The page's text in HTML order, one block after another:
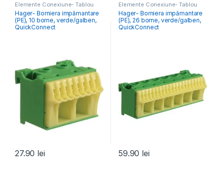
Elemente Conexiune- Tablou
Electric
Hager- Borniera impămantare
(PE), 10 borne, verde/galben,
QuickConnect
27.90 lei
Elemente Conexiune- Tablou
Electric
Hager- Borniera impămantare
(PE), 26 borne, verde/galben,
QuickConnect
59.90 lei